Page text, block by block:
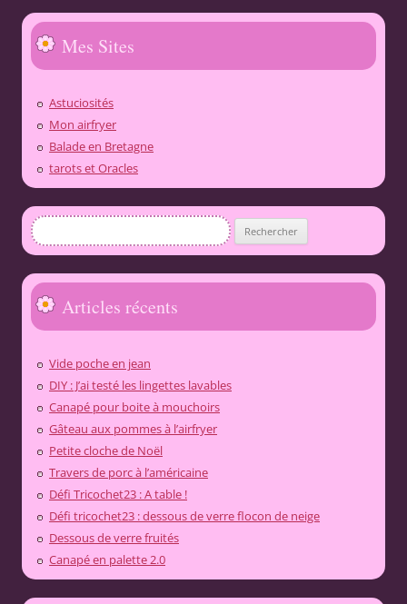
Mes Sites
Astuciosités
Mon airfryer
Balade en Bretagne
tarots et Oracles
Rechercher :
Articles récents
Vide poche en jean
DIY : J’ai testé les lingettes lavables
Canapé pour boite à mouchoirs
Gâteau aux pommes à l’airfryer
Petite cloche de Noël
Travers de porc à l’américaine
Défi Tricochet23 : A table !
Défi tricochet23 : dessous de verre flocon de neige
Dessous de verre fruités
Canapé en palette 2.0